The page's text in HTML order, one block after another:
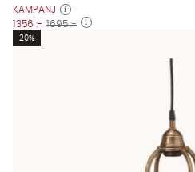
KAMPANJ
1356 :- 1695 :-
20%